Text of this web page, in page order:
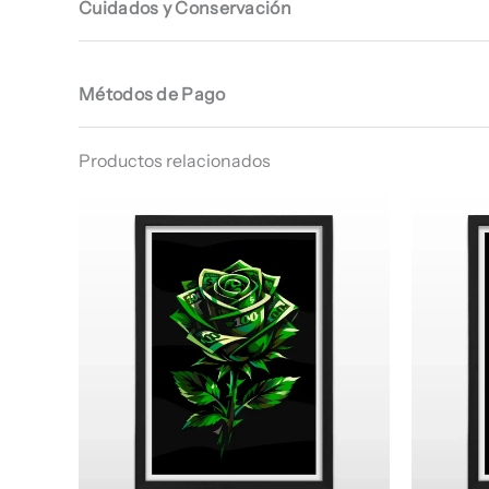
Cuidados y Conservación
Métodos de Pago
Productos relacionados
de
precios: